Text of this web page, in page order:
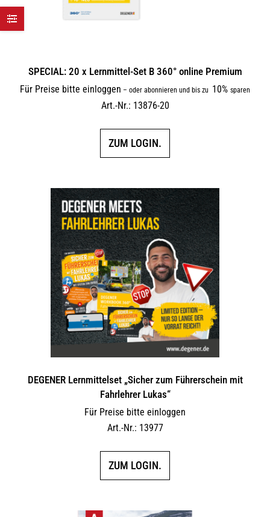
SPECIAL: 20 x Lernmittel-Set B 360° online Premium
Für Preise bitte einloggen – oder abonnieren und bis zu 10% sparen
Art.-Nr.: 13876-20
ZUM LOGIN.
DEGENER Lernmittelset „Sicher zum Führerschein mit
Fahrlehrer Lukas“
Für Preise bitte einloggen
Art.-Nr.: 13977
ZUM LOGIN.